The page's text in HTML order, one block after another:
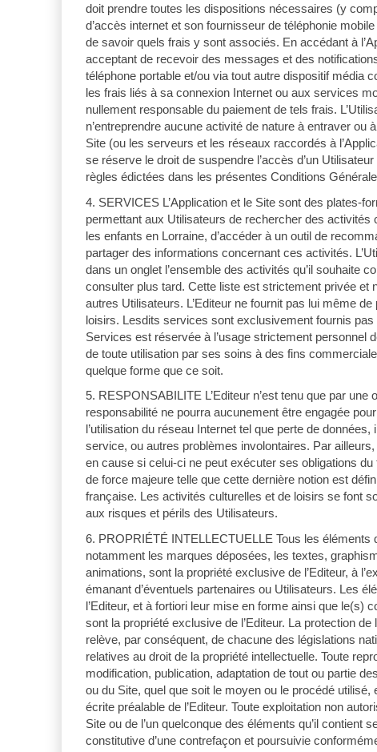
doit prendre toutes les dispositions nécessaires (y
d’accès internet et son fournisseur de téléphonie
de savoir quels frais y sont associés. En accédant à
acceptant de recevoir des messages et des
téléphone portable et/ou via tout autre dispositif média
les frais liés à sa connexion Internet ou aux services
nullement responsable du paiement de tels frais.
n’entreprendre aucune activité de nature à entraver ou
Site (ou les serveurs et les réseaux raccordés à
se réserve le droit de suspendre l’accès d’un
règles édictées dans les présentes Conditions
4. SERVICES L’Application et le Site sont des plates-
permettant aux Utilisateurs de rechercher des activités
les enfants en Lorraine, d’accéder à un outil de
partager des informations concernant ces activités.
dans un onglet l’ensemble des activités qu’il souhaite
consulter plus tard. Cette liste est strictement privée et
autres Utilisateurs. L’Editeur ne fournit pas lui même
loisirs. Lesdits services sont exclusivement fournis pas
Services est réservée à l’usage strictement personnel
de toute utilisation par ses soins à des fins
quelque forme que ce soit.
5. RESPONSABILITE L’Editeur n’est tenu que par une
responsabilité ne pourra aucunement être engagée
l’utilisation du réseau Internet tel que perte de
service, ou autres problèmes involontaires. Par ailleurs,
en cause si celui-ci ne peut exécuter ses obligations du
de force majeure telle que cette dernière notion est
française. Les activités culturelles et de loisirs se font
aux risques et périls des Utilisateurs.
6. PROPRIÉTÉ INTELLECTUELLE Tous les éléments
notamment les marques déposées, les textes,
animations, sont la propriété exclusive de l’Editeur, à
émanant d’éventuels partenaires ou Utilisateurs. Les
l’Editeur, et à fortiori leur mise en forme ainsi que le(s)
sont la propriété exclusive de l’Editeur. La protection de
relève, par conséquent, de chacune des législations
relatives au droit de la propriété intellectuelle. Toute
modification, publication, adaptation de tout ou partie
ou du Site, quel que soit le moyen ou le procédé utilisé,
écrite préalable de l’Editeur. Toute exploitation non
Site ou de l’un quelconque des éléments qu’il contient
constitutive d’une contrefaçon et poursuivie